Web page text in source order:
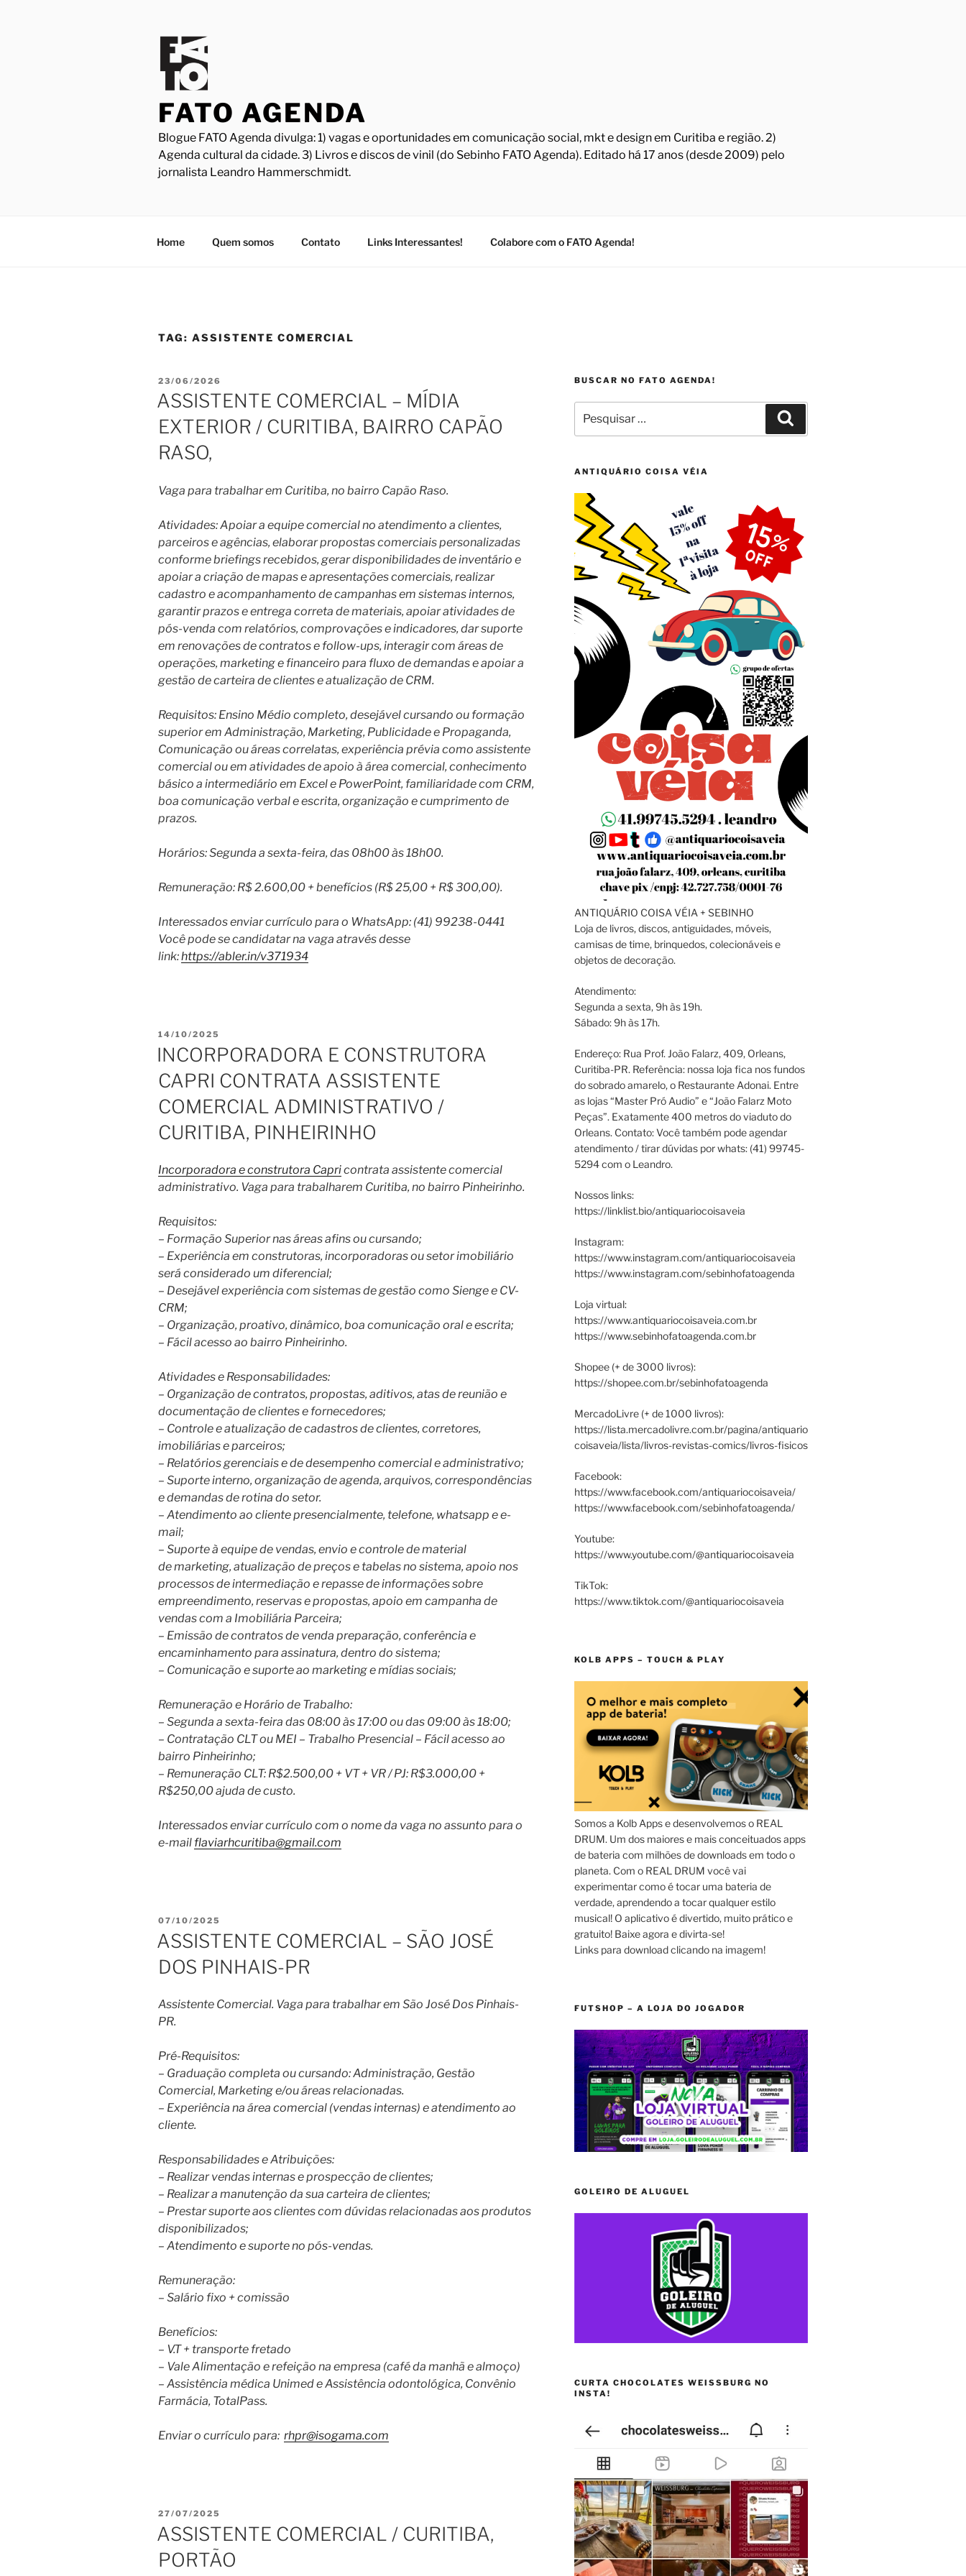
FATO AGENDA
Blogue FATO Agenda divulga: 1) vagas e oportunidades em comunicação social, mkt e design em Curitiba e região. 2)
Agenda cultural da cidade. 3) Livros e discos de vinil (do Sebinho FATO Agenda). Editado há 17 anos (desde 2009) pelo
jornalista Leandro Hammerschmidt.
Home Quem somos Contato Links Interessantes! Colabore com o FATO Agenda!
TAG: ASSISTENTE COMERCIAL
PUBLICADO
EM
23/06/2026
ASSISTENTE COMERCIAL – MÍDIA
EXTERIOR / CURITIBA, BAIRRO CAPÃO
RASO,
Vaga para trabalhar em Curitiba, no bairro Capão Raso.
Atividades: Apoiar a equipe comercial no atendimento a clientes,
parceiros e agências, elaborar propostas comerciais personalizadas
conforme briefings recebidos, gerar disponibilidades de inventário e
apoiar a criação de mapas e apresentações comerciais, realizar
cadastro e acompanhamento de campanhas em sistemas internos,
garantir prazos e entrega correta de materiais, apoiar atividades de
pós-venda com relatórios, comprovações e indicadores, dar suporte
em renovações de contratos e follow-ups, interagir com áreas de
operações, marketing e financeiro para fluxo de demandas e apoiar a
gestão de carteira de clientes e atualização de CRM.
Requisitos: Ensino Médio completo, desejável cursando ou formação
superior em Administração, Marketing, Publicidade e Propaganda,
Comunicação ou áreas correlatas, experiência prévia como assistente
comercial ou em atividades de apoio à área comercial, conhecimento
básico a intermediário em Excel e PowerPoint, familiaridade com CRM,
boa comunicação verbal e escrita, organização e cumprimento de
prazos.
Horários: Segunda a sexta-feira, das 08h00 às 18h00.
Remuneração: R$ 2.600,00 + benefícios (R$ 25,00 + R$ 300,00).
Interessados enviar currículo para o WhatsApp: (41) 99238-0441
Você pode se candidatar na vaga através desse
link:https://abler.in/v371934
PUBLICADO
14/10/2025
INCORPORADORA E CONSTRUTORA
CAPRI CONTRATA ASSISTENTE
COMERCIAL ADMINISTRATIVO /
CURITIBA, PINHEIRINHO
Incorporadora e construtora Capricontrata assistente comercial
administrativo. Vaga para trabalharem Curitiba, no bairro Pinheirinho.
Requisitos:
– Formação Superior nas áreas afins ou cursando;
– Experiência em construtoras, incorporadoras ou setor imobiliário
será considerado um diferencial;
– Desejável experiência com sistemas de gestão como Sienge e CV-
CRM;
– Organização, proativo, dinâmico, boa comunicação oral e escrita;
– Fácil acesso ao bairro Pinheirinho.
Atividades e Responsabilidades:
– Organização de contratos, propostas, aditivos, atas de reunião e
documentação de clientes e fornecedores;
– Controle e atualização de cadastros de clientes, corretores,
imobiliárias e parceiros;
– Relatórios gerenciais e de desempenho comercial e administrativo;
– Suporte interno, organização de agenda, arquivos, correspondências
e demandas de rotina do setor.
– Atendimento ao cliente presencialmente, telefone, whatsapp e e-
mail;
– Suporte à equipe de vendas, envio e controle de material
de marketing, atualização de preços e tabelas no sistema, apoio nos
processos de intermediação e repasse de informações sobre
empreendimento, reservas e propostas, apoio em campanha de
vendas com a Imobiliária Parceira;
– Emissão de contratos de venda preparação, conferência e
encaminhamento para assinatura, dentro do sistema;
– Comunicação e suporte ao marketing e mídias sociais;
Remuneração e Horário de Trabalho:
– Segunda a sexta-feira das 08:00 às 17:00 ou das 09:00 às 18:00;
– Contratação CLT ou MEI – Trabalho Presencial – Fácil acesso ao
bairro Pinheirinho;
– Remuneração CLT: R$2.500,00 + VT + VR / PJ: R$3.000,00 +
R$250,00 ajuda de custo.
Interessados enviar currículo com o nome da vaga no assunto para o
e-mail flaviarhcuritiba@gmail.com
PUBLICADO
EM
07/10/2025
ASSISTENTE COMERCIAL – SÃO JOSÉ
DOS PINHAIS-PR
Assistente Comercial. Vaga para trabalhar em São José Dos Pinhais-
PR.
Pré-Requisitos:
– Graduação completa ou cursando: Administração, Gestão
Comercial, Marketing e/ou áreas relacionadas.
– Experiência na área comercial (vendas internas) e atendimento ao
cliente.
Responsabilidades e Atribuições:
– Realizar vendas internas e prospecção de clientes;
– Realizar a manutenção da sua carteira de clientes;
– Prestar suporte aos clientes com dúvidas relacionadas aos produtos
disponibilizados;
– Atendimento e suporte no pós-vendas.
Remuneração:
– Salário fixo + comissão
Benefícios:
– V.T + transporte fretado
– Vale Alimentação e refeição na empresa (café da manhã e almoço)
– Assistência médica Unimed e Assistência odontológica, Convênio
Farmácia, TotalPass.
Enviar o currículo para: rhpr@isogama.com
PUBLICADO
EM
27/07/2025
ASSISTENTE COMERCIAL / CURITIBA,
PORTÃO
BUSCAR NO FATO AGENDA!
por:
ANTIQUÁRIO COISA VÉIA
ANTIQUÁRIO COISA VÉIA + SEBINHO
Loja de livros, discos, antiguidades, móveis,
camisas de time, brinquedos, colecionáveis e
objetos de decoração.
Atendimento:
Segunda a sexta, 9h às 19h.
Sábado: 9h às 17h.
Endereço: Rua Prof. João Falarz, 409, Orleans,
Curitiba-PR. Referência: nossa loja fica nos fundos
do sobrado amarelo, o Restaurante Adonai. Entre
as lojas “Master Pró Audio” e “João Falarz Moto
Peças”. Exatamente 400 metros do viaduto do
Orleans. Contato: Você também pode agendar
atendimento / tirar dúvidas por whats: (41) 99745-
5294 com o Leandro.
Nossos links:
https://linklist.bio/antiquariocoisaveia
Instagram:
https://www.instagram.com/antiquariocoisaveia
https://www.instagram.com/sebinhofatoagenda
Loja virtual:
https://www.antiquariocoisaveia.com.br
https://www.sebinhofatoagenda.com.br
Shopee (+ de 3000 livros):
https://shopee.com.br/sebinhofatoagenda
MercadoLivre (+ de 1000 livros):
https://lista.mercadolivre.com.br/pagina/antiquario
coisaveia/lista/livros-revistas-comics/livros-fisicos
Facebook:
https://www.facebook.com/antiquariocoisaveia/
https://www.facebook.com/sebinhofatoagenda/
Youtube:
https://www.youtube.com/@antiquariocoisaveia
TikTok:
https://www.tiktok.com/@antiquariocoisaveia
KOLB APPS – TOUCH & PLAY
Somos a Kolb Apps e desenvolvemos o REAL
DRUM. Um dos maiores e mais conceituados apps
de bateria com milhões de downloads em todo o
planeta. Com o REAL DRUM você vai
experimentar como é tocar uma bateria de
verdade, aprendendo a tocar qualquer estilo
musical! O aplicativo é divertido, muito prático e
gratuito! Baixe agora e divirta-se!
Links para download clicando na imagem!
FUTSHOP – A LOJA DO JOGADOR
GOLEIRO DE ALUGUEL
CURTA CHOCOLATES WEISSBURG NO
INSTA!